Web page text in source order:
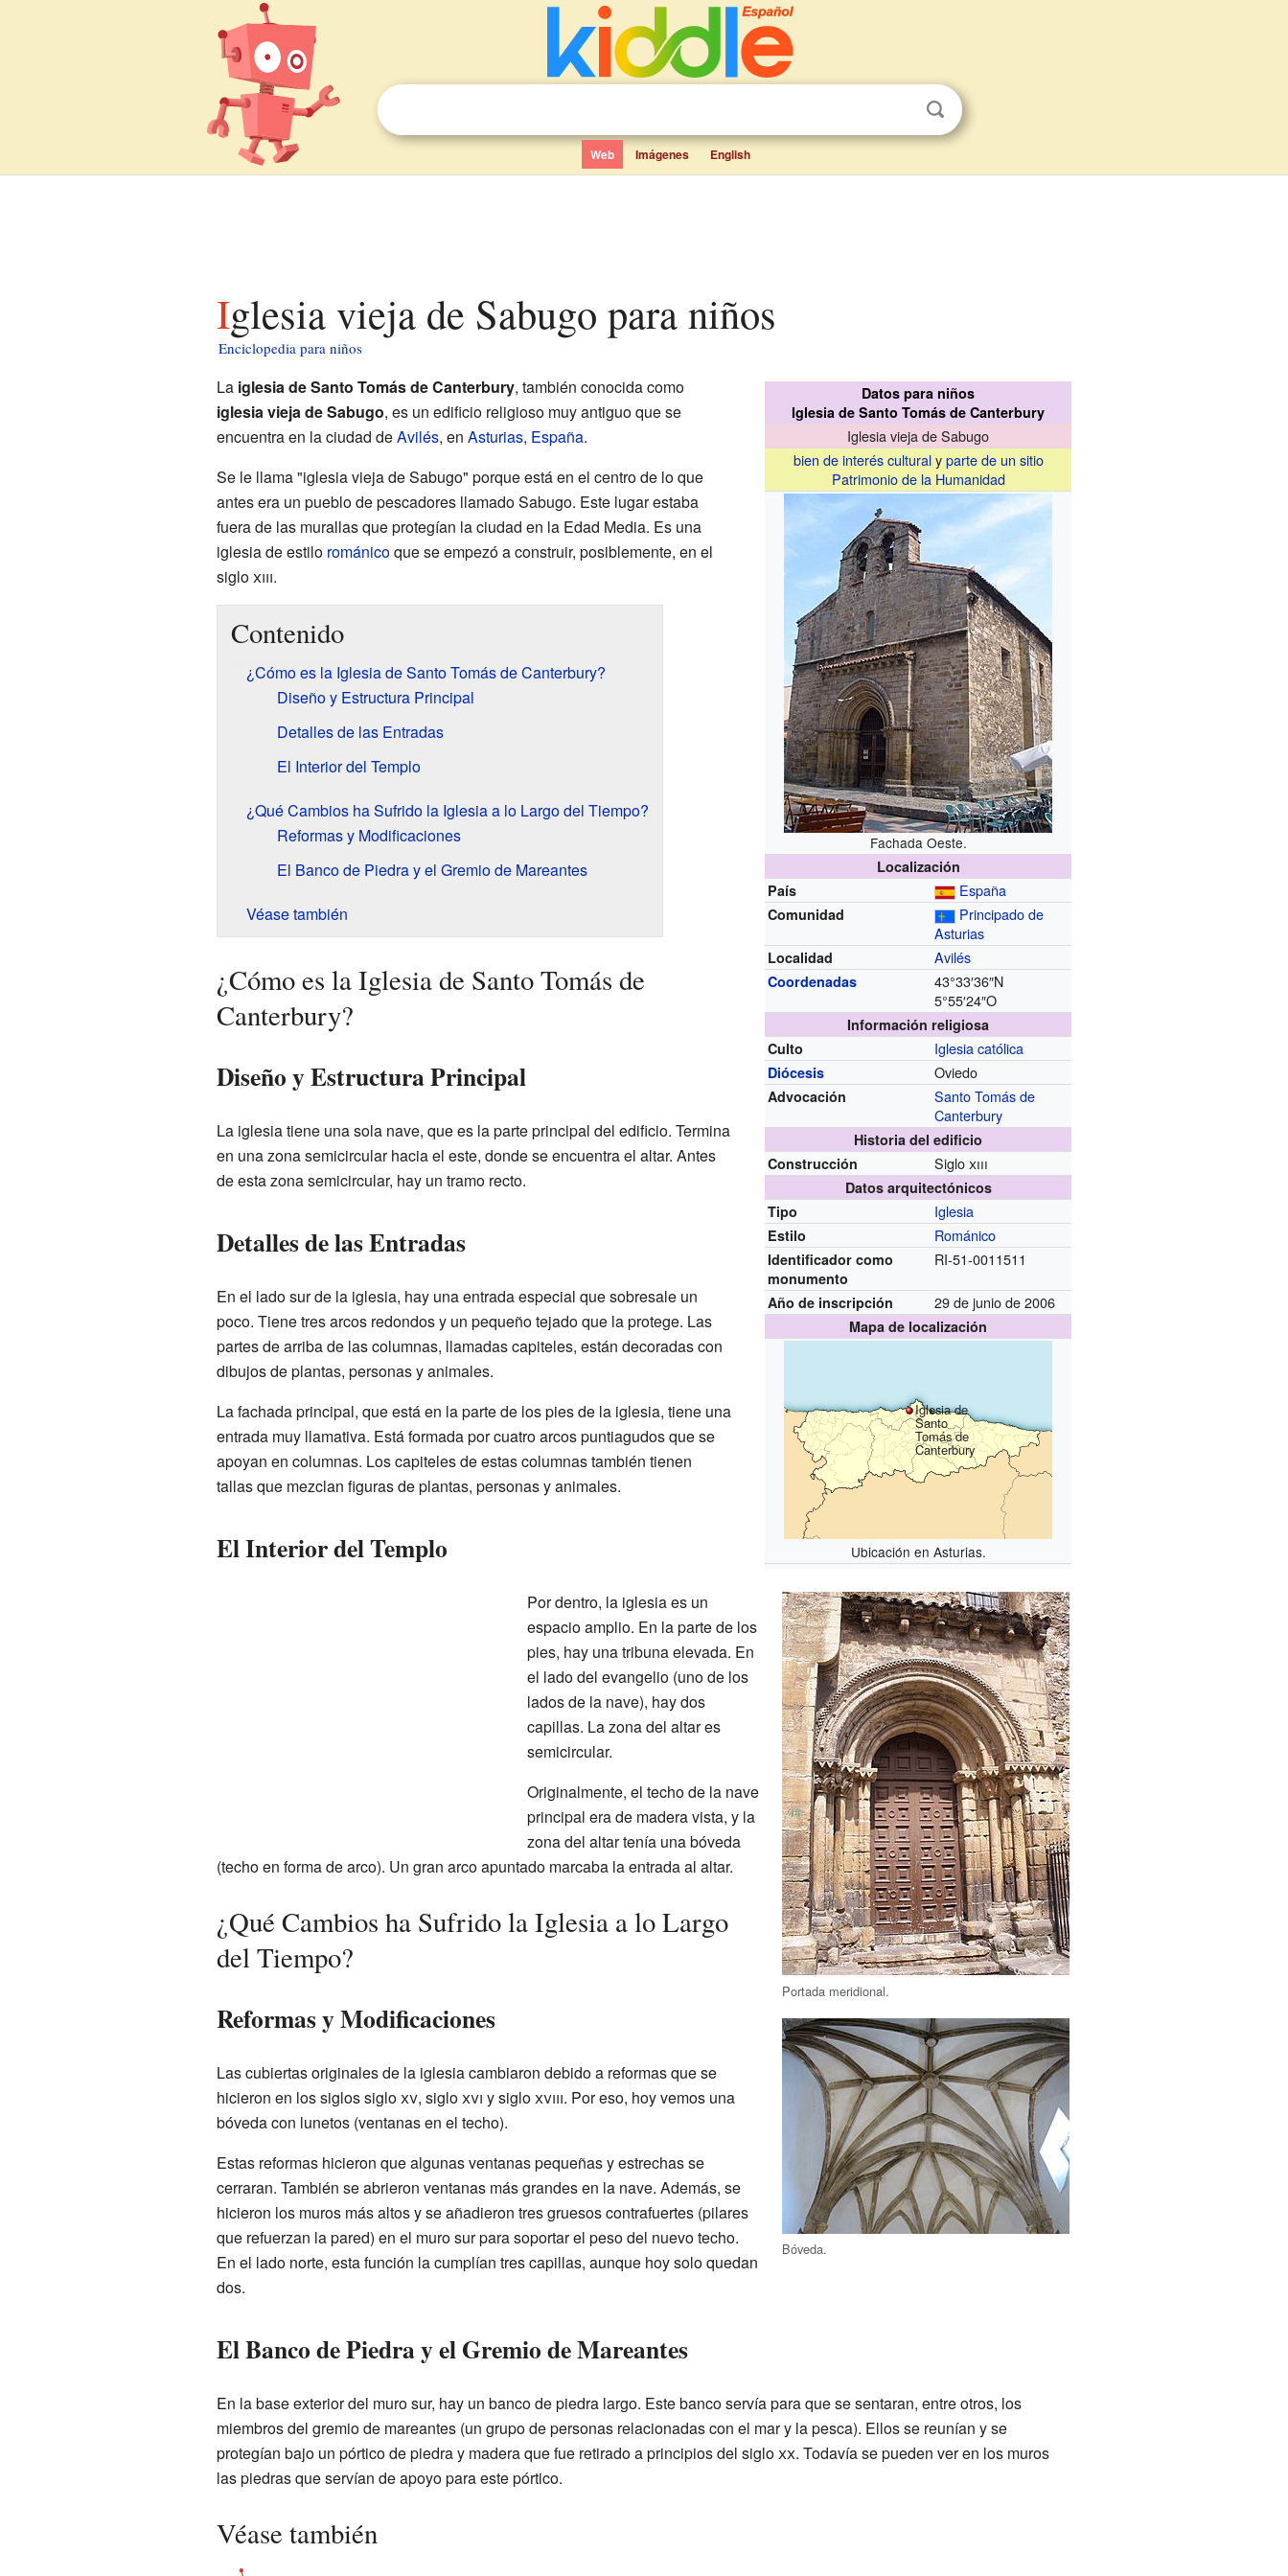
Web Imágenes English
Iglesia vieja de Sabugo para niños
Enciclopedia para niños
Datos para niños
Iglesia de Santo Tomás de Canterbury
Iglesia vieja de Sabugo
bien de interés culturalyparte de un sitio
Patrimonio de la Humanidad
Fachada Oeste.
Localización
País
España
Comunidad
Principado de
Asturias
Localidad Avilés
Coordenadas
43°33′36″N
5°55′24″O
Información religiosa
Culto
Iglesia católica
Diócesis Oviedo
Advocación
Santo Tomás de
Canterbury
Historia del edificio
Construcción
Sigloxiii
Datos arquitectónicos
Tipo
Iglesia
Estilo Románico
Identificador como
monumento
RI-51-0011511
Año de inscripción 29 de junio de 2006
Mapa de localización
Iglesia de
Santo
Tomás de
Canterbury
Ubicación en Asturias.
La iglesia de Santo Tomás de Canterbury, también conocida como
iglesia vieja de Sabugo, es un edificio religioso muy antiguo que se
encuentra en la ciudad deAvilés, en Asturias, España.
Se le llama "iglesia vieja de Sabugo" porque está en el centro de lo que
antes era un pueblo de pescadores llamado Sabugo. Este lugar estaba
fuera de las murallas que protegían la ciudad en la Edad Media. Es una
iglesia de estilo románicoque se empezó a construir, posiblemente, en el
sigloxiii.
Contenido
¿Cómo es la Iglesia de Santo Tomás de Canterbury?
Diseño y Estructura Principal
Detalles de las Entradas
El Interior del Templo
¿Qué Cambios ha Sufrido la Iglesia a lo Largo del Tiempo?
Reformas y Modificaciones
El Banco de Piedra y el Gremio de Mareantes
Véase también
¿Cómo es la Iglesia de Santo Tomás de
Canterbury?
Diseño y Estructura Principal
La iglesia tiene una sola nave, que es la parte principal del edificio. Termina
en una zona semicircular hacia el este, donde se encuentra el altar. Antes
de esta zona semicircular, hay un tramo recto.
Detalles de las Entradas
Portada meridional.
En el lado sur de la iglesia, hay una entrada especial que sobresale un
poco. Tiene tres arcos redondos y un pequeño tejado que la protege. Las
partes de arriba de las columnas, llamadas capiteles, están decoradas con
dibujos de plantas, personas y animales.
La fachada principal, que está en la parte de los pies de la iglesia, tiene una
entrada muy llamativa. Está formada por cuatro arcos puntiagudos que se
apoyan en columnas. Los capiteles de estas columnas también tienen
tallas que mezclan figuras de plantas, personas y animales.
El Interior del Templo
Por dentro, la iglesia es un
espacio amplio. En la parte de los
pies, hay una tribuna elevada. En
el lado del evangelio (uno de los
lados de la nave), hay dos
capillas. La zona del altar es
semicircular.
Bóveda.
Originalmente, el techo de la nave
principal era de madera vista, y la
zona del altar tenía una bóveda
(techo en forma de arco). Un gran arco apuntado marcaba la entrada al altar.
¿Qué Cambios ha Sufrido la Iglesia a lo Largo
del Tiempo?
Reformas y Modificaciones
Las cubiertas originales de la iglesia cambiaron debido a reformas que se
hicieron en los siglos sigloxv, sigloxvi y sigloxviii. Por eso, hoy vemos una
bóveda con lunetos (ventanas en el techo).
Estas reformas hicieron que algunas ventanas pequeñas y estrechas se
cerraran. También se abrieron ventanas más grandes en la nave. Además, se
hicieron los muros más altos y se añadieron tres gruesos contrafuertes (pilares
que refuerzan la pared) en el muro sur para soportar el peso del nuevo techo.
En el lado norte, esta función la cumplían tres capillas, aunque hoy solo quedan
dos.
El Banco de Piedra y el Gremio de Mareantes
En la base exterior del muro sur, hay un banco de piedra largo. Este banco servía para que se sentaran, entre otros, los
miembros del gremio de mareantes (un grupo de personas relacionadas con el mar y la pesca). Ellos se reunían y se
protegían bajo un pórtico de piedra y madera que fue retirado a principios del sigloxx. Todavía se pueden ver en los muros
las piedras que servían de apoyo para este pórtico.
Véase también